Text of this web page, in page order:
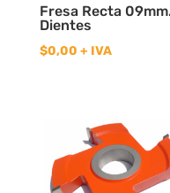
Fresa Recta
Dientes
$0,00 + IVA